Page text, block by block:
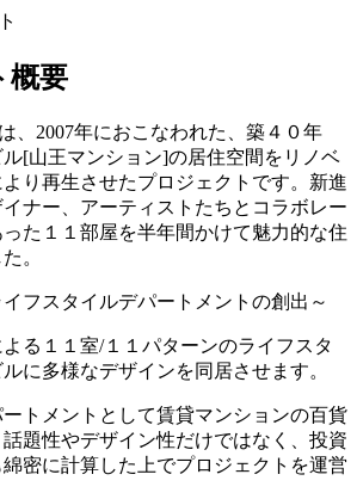
概要
、2007年におこなわれた、築４０年
ル[山王マンション]の居住空間をリノベ
り再生させたプロジェクトです。新進
ナー、アーティストたちとコラボレー
った１１部屋を半年間かけて魅力的な住
。
フスタイルデパートメントの創出～
る１１室/１１パターンのライフスタ
に多様なデザインを同居させます。
トメントとして賃貸マンションの百貨
題性やデザイン性だけではなく、投資
密に計算した上でプロジェクトを運営